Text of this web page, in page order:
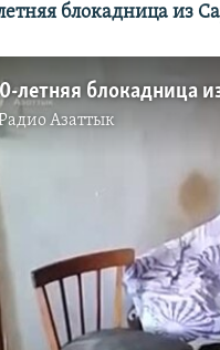
блокадница из
летняя блокадница
Азаттык
No